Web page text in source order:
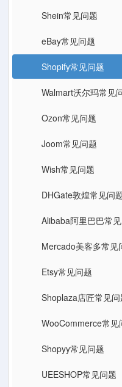
Shein常见问题
eBay常见问题
Shopify常见问题
Walmart沃尔玛常见
Ozon常见问题
Joom常见问题
Wish常见问题
DHGate敦煌常见问
Alibaba阿里巴巴常
Mercado美客多常见
Etsy常见问题
Shoplaza店匠常见问
WooCommerce常见
Shopyy常见问题
UEESHOP常见问题